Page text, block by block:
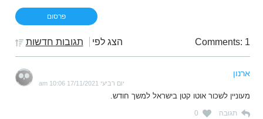
Comments: 1 הצג לפי תגובות חדשות
ארנון
יום רביעי 17/11/2021 10:06 am
מעוניין לשכור אוטו קטן בישראל למשך חודש.
תגובה 0